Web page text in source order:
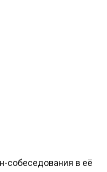
собеседования в её